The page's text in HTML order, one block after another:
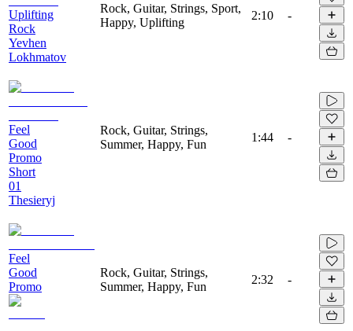
Uplifting
Rock
Yevhen
Lokhmatov
Rock, Guitar, Strings, Sport,
Happy, Uplifting
2:10 -
Feel
Good
Promo
Short
01
Thesieryj
Rock, Guitar, Strings,
Summer, Happy, Fun
1:44 -
Feel
Good
Promo
Rock, Guitar, Strings,
Summer, Happy, Fun
2:32 -